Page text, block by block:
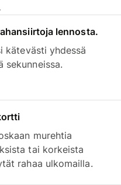
lennosta.
kätevästi yhdessä
sekunneissa.
murehtia
tai korkeista
rahaa ulkomailla.